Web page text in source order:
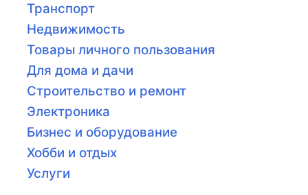
Транспорт
Недвижимость
Товары личного пользования
Для дома и дачи
Строительство и ремонт
Электроника
Бизнес и оборудование
Хобби и отдых
Услуги